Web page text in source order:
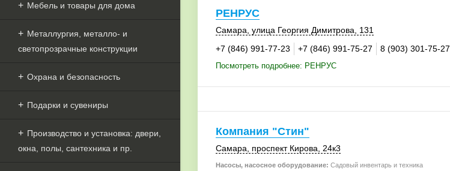
Мебель и товары для дома
Металлургия, металло- и
светопрозрачные конструкции
Охрана и безопасность
Подарки и сувениры
Производство и установка: двери,
окна, полы, сантехника и пр.
РЕНРУС
Самара , улица Георгия Димитрова, 131
+7 (846) 991-77-23
+7 (846) 991-75-27 8 (903) 301-75-27
Посмотреть подробнее: РЕНРУС
Компания "Стин"
Самара проспект Кирова 24к3
Насосы, насосное оборудование: Садовый инвентарь и техника